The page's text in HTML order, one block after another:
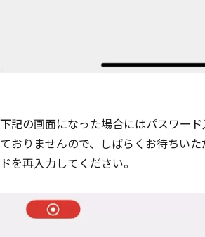
下記の画面になった場合にはパスワー
ておりませんので、しばらくお待ちい
ドを再入力してください。